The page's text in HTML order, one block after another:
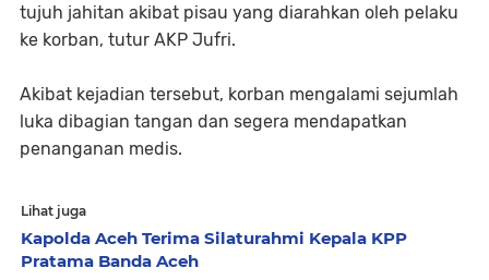
tujuh jahitan akibat pisau yang diarahkan oleh pelaku
ke korban, tutur AKP Jufri.
Akibat kejadian tersebut, korban mengalami sejumlah
luka dibagian tangan dan segera mendapatkan
penanganan medis.
Lihat juga
Kapolda Aceh Terima Silaturahmi Kepala KPP
Pratama Banda Aceh